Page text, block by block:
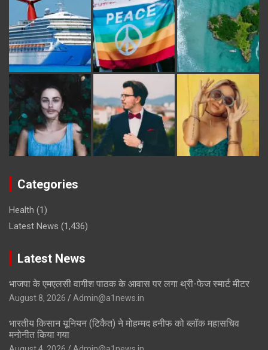
Categories
Health (1)
Latest News (1,436)
Latest News
भाजपा के एमएलसी वागीश पाठक के आवास पर लगा थ्री-फेज स्मार्ट मीटर
August 8, 2026 Admin@a1news.in
भारतीय किसान यूनियन (टिकैत) ने मोहम्मद हनीफ को ब्लॉक महासचिव
मनोनीत किया गया